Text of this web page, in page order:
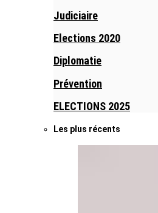
Judiciaire
Elections 2020
Diplomatie
Prévention
ELECTIONS 2025
Les plus récents